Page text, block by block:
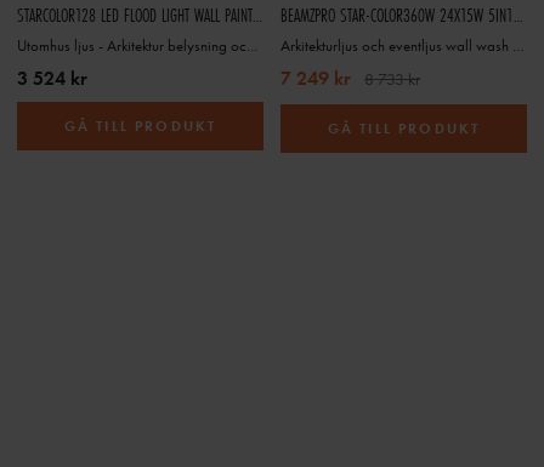
STARCOLOR128 LED FLOOD LIGHT WALL PAINT 16X 8W IP65 RGBW
Utomhus ljus - Arkitektur belysning och eventljus Starcolor128 LED flood light, wall paint16X 8W IP65 RGBW
3 524 kr
GÅ TILL PRODUKT
BEAMZPRO STAR-COLOR360W 24X15W 5IN1 RGBWA
Arkitekturljus och eventljus wall wash / wallpaint Färgväxlare wall wash 24x15W 5in1 RGBWY IP65 utomhus/inomhus
7 249 kr 8 733 kr
GÅ TILL PRODUKT